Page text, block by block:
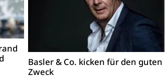
Basler & Co. kicken für den guten
Zweck